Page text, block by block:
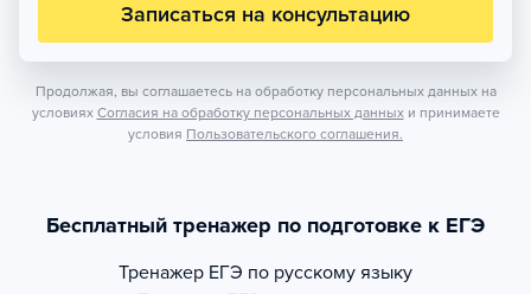
Записаться на консультацию
Продолжая, вы соглашаетесь на обработку персональных данных на
условиях Согласия на обработку персональных данных и принимаете
условия Пользовательского соглашения.
Бесплатный тренажер по подготовке к ЕГЭ
Тренажер ЕГЭ по русскому языку